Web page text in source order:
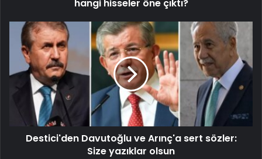
hangi hisseler öne çıktı?
Destici'den Davutoğlu ve Arınç'a sert sözler:
Size yazıklar olsun